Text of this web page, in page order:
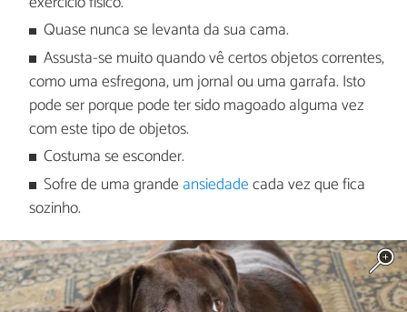
Quase nunca se levanta da sua cama.
Assusta-se muito quando vê certos objetos correntes,
como uma esfregona, um jornal ou uma garrafa. Isto
pode ser porque pode ter sido magoado alguma vez
com este tipo de objetos.
Costuma se esconder.
Sofre de uma grande ansiedadecada vez que fica
sozinho.